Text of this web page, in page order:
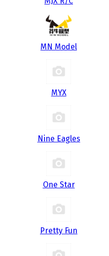
MN Model
MYX
Nine Eagles
One Star
Pretty Fun